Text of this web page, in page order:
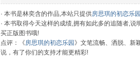
· 本书是林奕含的作品,本站只提供房思琪的初恋乐
· 本书取得今天这样的成绩,拥有如此多的追随者,
买正版图书哦!
点评：《房思琪的初恋乐园 》文笔流畅、洒脱、新
说，有了你们的支持才能更精彩!